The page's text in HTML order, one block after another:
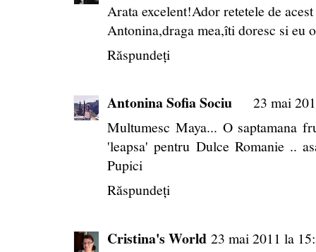
Arata excelent!Ador retetele de
Antonina,draga mea,îti doresc si eu
Răspundeți
Antonina Sofia Sociu
23 mai
Multumesc Maya... O saptamana
'leapsa' pentru Dulce Romanie ..
Pupici
Răspundeți
Cristina's World 23 mai 2011 la